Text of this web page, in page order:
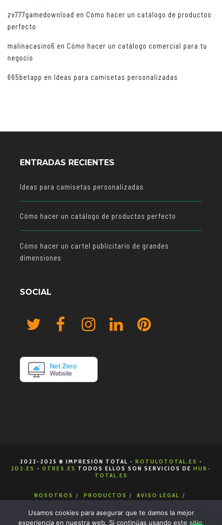
zv777gamedownload en Cómo hacer un catálogo de productos
perfecto
malinacasino6 en Cómo hacer un catálogo comercial para tu
negocio
665betapp en Ideas para camisetas personalizadas
ENTRADAS RECIENTES
Ideas para camisetas personalizadas
Cómo hacer un catálogo de productos perfecto
Cómo hacer un cartel publicitario de grandes
dimensiones
SOCIAL
2022-2025 ® IMPRESIÓN TOTAL - ROTULOTOTAL.ES -
2D2.ES - 0TRES.ES TODOS ELLOS SON SERVICIOS DE HUB-
TOTAL.ES
NOSOTROS PRODUCTOS
AVISO LEGAL
POLÍTICA DE COOKIES
POLÍTICA DE PRIVACIDAD
CONDICIONES DE VENTA
CONTACTA
Usamos cookies para asegurar que te damos la mejor
experiencia en nuestra web. Si continúas usando este sitio,